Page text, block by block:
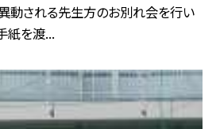
動される先生方のお別れ会を行い
紙を渡...